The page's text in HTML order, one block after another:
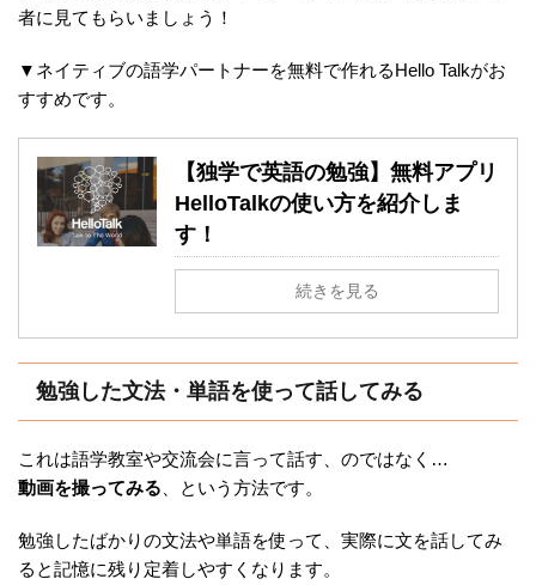
者に見てもらいましょう！
▼ネイティブの語学パートナーを無料で作れるHello Talkがお
すすめです。
【独学で英語の勉強】無料アプリ
HelloTalkの使い方を紹介しま
す！
続きを見る
勉強した文法・単語を使って話してみる
これは語学教室や交流会に言って話す、のではなく…
動画を撮ってみる 、という方法です。
勉強したばかりの文法や単語を使って、実際に文を話してみ
ると記憶に残り定着しやすくなります。